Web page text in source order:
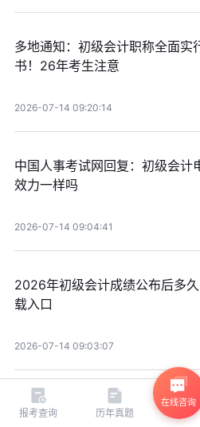
多地通知：初级会计职称全面实
书！26年考生注意
2026-07-14 09:20:14
中国人事考试网回复：初级会计
效力一样吗
2026-07-14 09:04:41
2026年初级会计成绩公布后多
载入口
2026-07-14 09:03:07
2026年初级会计电子证书怎么
报考查询 历年真题
在线咨询